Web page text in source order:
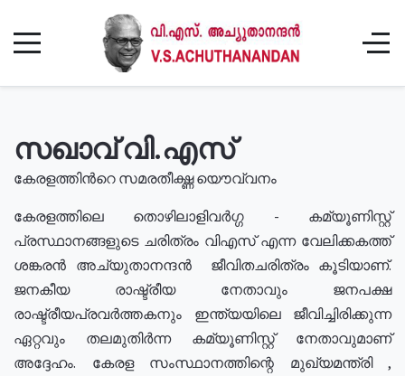
സഖാവ് വി.എസ്
കേരളത്തിൻറെ സമരതീക്ഷ്ണ യൌവ്വനം
കേരളത്തിലെ തൊഴിലാളിവർഗ്ഗ - കമ്യൂണിസ്റ്റ്
പ്രസ്ഥാനങ്ങളുടെ ചരിത്രം വിഎസ് എന്ന വേലിക്കകത്ത്
ശങ്കരൻ അച്യുതാനന്ദൻ ജീവിതചരിത്രം കൂടിയാണ്.
ജനകീയ രാഷ്ട്രീയ നേതാവും ജനപക്ഷ
രാഷ്ട്രീയപ്രവർത്തകനും ഇന്ത്യയിലെ ജീവിച്ചിരിക്കുന്ന
ഏറ്റവും തലമുതിർന്ന കമ്യൂണിസ്റ്റ് നേതാവുമാണ്
അദ്ദേഹം. കേരള സംസ്ഥാനത്തിന്റെ മുഖ്യമന്ത്രി ,